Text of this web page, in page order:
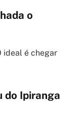
o
ideal é chegar
do Ipiranga